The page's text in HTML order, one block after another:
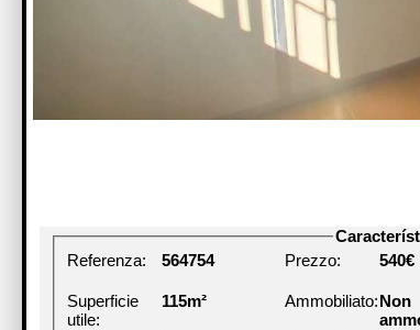
Referenza:
564754 Prezzo: 540€
Superficie
utile:
115m² Ammobiliato:Non